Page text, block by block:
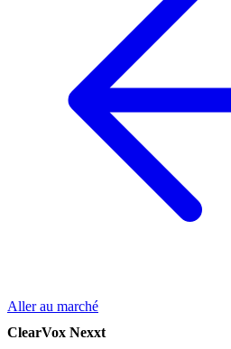
Aller au marché
ClearVox Nexxt